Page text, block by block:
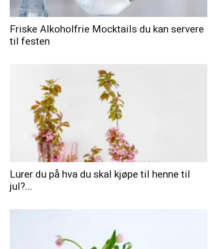
Friske Alkoholfrie Mocktails du kan servere
til festen
Lurer du på hva du skal kjøpe til henne til
jul?...